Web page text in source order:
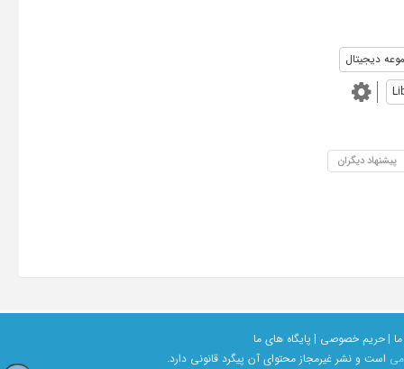
دیجیتال
پیشنهاد دیگران
ما |حریم خصوصی | پایگاه های ما
است و نشر غیرمجاز محتوای آن پیگرد قانونی دارد.